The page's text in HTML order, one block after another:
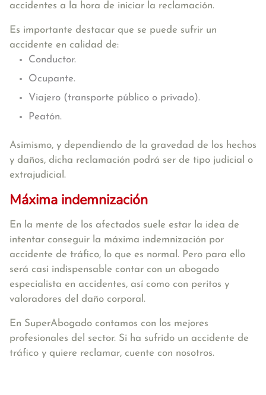
accidentes a la hora de iniciar la reclamación.
Es importante destacar que se puede sufrir un
accidente en calidad de:
Conductor.
Ocupante.
Viajero (transporte público o privado).
Peatón.
Asimismo, y dependiendo de la gravedad de los hechos
y daños, dicha reclamación podrá ser de tipo judicial o
extrajudicial.
Máxima indemnización
En la mente de los afectados suele estar la idea de
intentar conseguir la máxima indemnización por
accidente de tráfico, lo que es normal. Pero para ello
será casi indispensable contar con un abogado
especialista en accidentes, así como con peritos y
valoradores del daño corporal.
En SuperAbogado contamos con los mejores
profesionales del sector. Si ha sufrido un accidente de
tráfico y quiere reclamar, cuente con nosotros.